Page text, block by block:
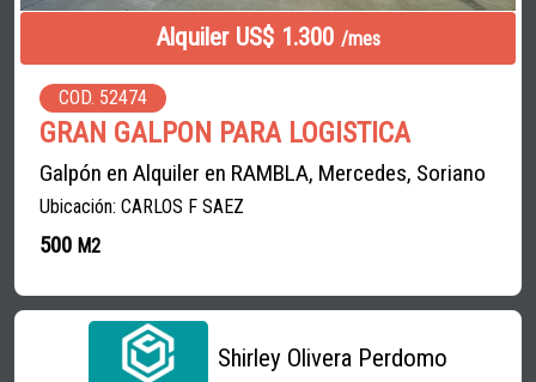
Alquiler US$ 1.300 /mes
COD. 52474
GRAN GALPON PARA LOGISTICA
Galpón en Alquiler en RAMBLA, Mercedes, Soriano
Ubicación: CARLOS F SAEZ
500 M2
Shirley Olivera Perdomo